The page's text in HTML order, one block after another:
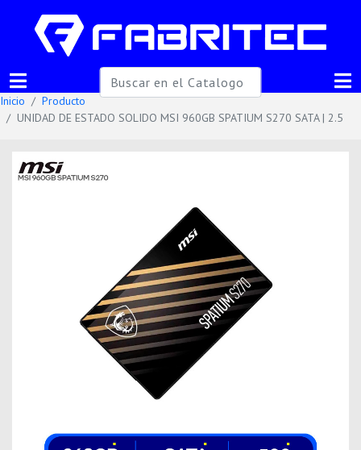
Inicio
Producto
UNIDAD DE ESTADO SOLIDO MSI 960GB SPATIUM S270 SATA | 2.5